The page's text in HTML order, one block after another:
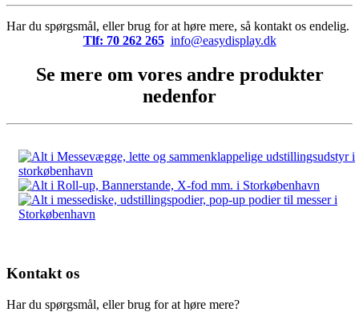
Har du spørgsmål, eller brug for at høre mere, så kontakt os endelig.
Tlf: 70 262 265 info@easydisplay.dk
Se mere om vores andre produkter
nedenfor
Kontakt os
Har du spørgsmål, eller brug for at høre mere?